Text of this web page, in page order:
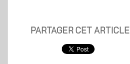
PARTAGER CET ARTICLE